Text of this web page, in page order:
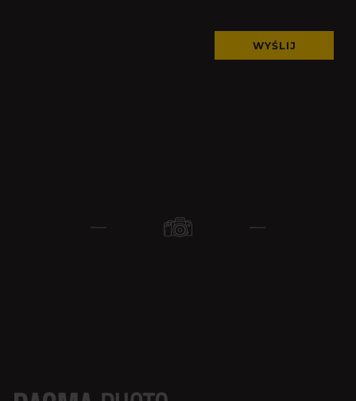
WYŚLIJ